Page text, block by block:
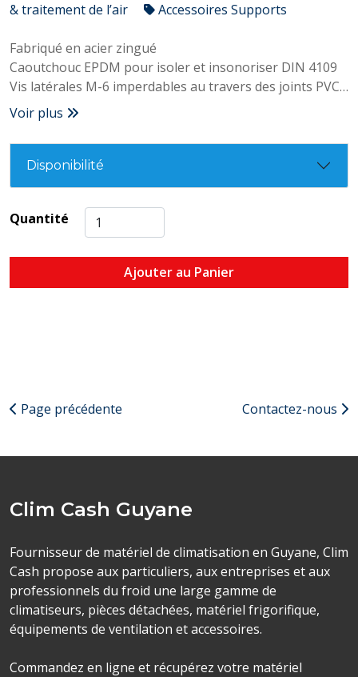
& traitement de l’air
Accessoires Supports
Fabriqué en acier zingué
Caoutchouc EPDM pour isoler et insonoriser DIN 4109
Vis latérales M-6 imperdables au travers des joints PVC
et de triple actionnement plat, philips et HEXAGONALE
Écrou double filet M-8+M-10 soudé
Températures maximales de travail -30º / 110º
Idéal pour la fixation de tuyaux lourds de cuivre, PVC et
acier
Voir plus
Disponibilité
Quantité
Ajouter au Panier
Page précédente Contactez-nous
Clim Cash Guyane
Fournisseur de matériel de climatisation en Guyane, Clim
Cash propose aux particuliers, aux entreprises et aux
professionnels du froid une large gamme de
climatiseurs, pièces détachées, matériel frigorifique,
équipements de ventilation et accessoires.
Commandez en ligne et récupérez votre matériel